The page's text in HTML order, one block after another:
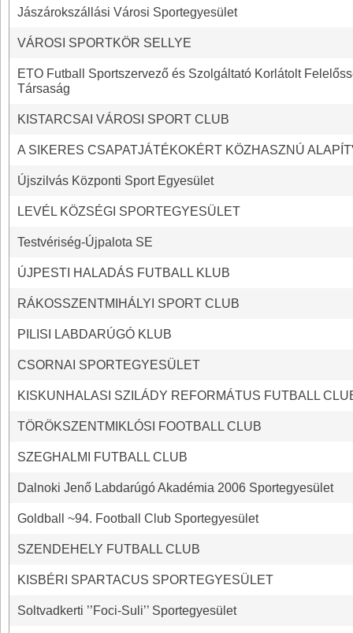
Jászárokszállási Városi Sportegyesület
VÁROSI SPORTKÖR SELLYE
ETO Futball Sportszervező és Szolgáltató Korlátolt
Társaság
KISTARCSAI VÁROSI SPORT CLUB
A SIKERES CSAPATJÁTÉKOKÉRT KÖZHASZNÚ
Újszilvás Központi Sport Egyesület
LEVÉL KÖZSÉGI SPORTEGYESÜLET
Testvériség-Újpalota SE
ÚJPESTI HALADÁS FUTBALL KLUB
RÁKOSSZENTMIHÁLYI SPORT CLUB
PILISI LABDARÚGÓ KLUB
CSORNAI SPORTEGYESÜLET
KISKUNHALASI SZILÁDY REFORMÁTUS FUTBALL
TÖRÖKSZENTMIKLÓSI FOOTBALL CLUB
SZEGHALMI FUTBALL CLUB
Dalnoki Jenő Labdarúgó Akadémia 2006 Sportegyesület
Goldball ~94. Football Club Sportegyesület
SZENDEHELY FUTBALL CLUB
KISBÉRI SPARTACUS SPORTEGYESÜLET
Soltvadkerti ’’Foci-Suli’’ Sportegyesület